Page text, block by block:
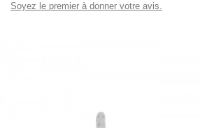
Soyez le premier à donner votre avis.